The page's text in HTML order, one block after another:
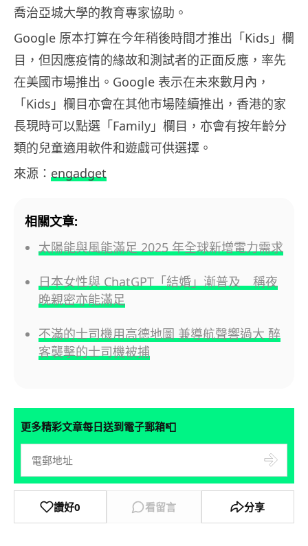
喬治亞城大學的教育專家協助。
Google 原本打算在今年稍後時間才推出「Kids」欄
目，但因應疫情的緣故和測試者的正面反應，率先
在美國市場推出。Google 表示在未來數月內，
「Kids」欄目亦會在其他市場陸續推出，香港的家
長現時可以點選「Family」欄目，亦會有按年齡分
類的兒童適用軟件和遊戲可供選擇。
來源： engadget
相關文章:
太陽能與風能滿足 2025 年全球新增電力需求
日本女性與 ChatGPT「結婚」漸普及 稱夜
晚親密亦能滿足
不滿的士司機用高德地圖 兼導航聲響過大 醉
客襲擊的士司機被捕
更多精彩文章每日送到電子郵箱📮
讚好0 看留言 分享